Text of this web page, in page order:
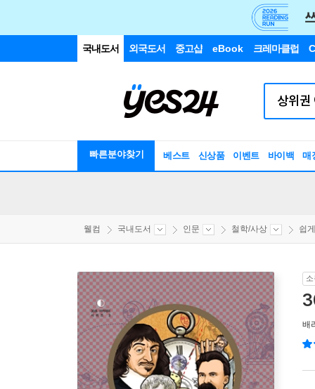
국내도서 외국도서 중고샵 eBook 크레마클럽
빠른분야찾기 베스트 신상품 이벤트 바이백 매
웰컴 국내도서 인문 철학/사상 쉽
배